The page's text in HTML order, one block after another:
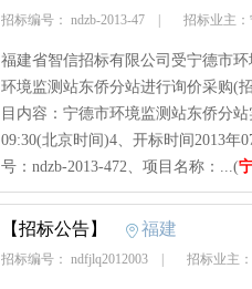
招标编号： ndzb-2013-47 招标业主
福建省智信招标有限公司受宁德市
环境监测站东侨分站进行询价采购(
目内容：宁德市环境监测站东侨分
09:30(北京时间)4、开标时间2013年
号：ndzb-2013-472、项目名称：...(
【招标公告】 福建
招标编号： ndfjlq2012003 招标业主